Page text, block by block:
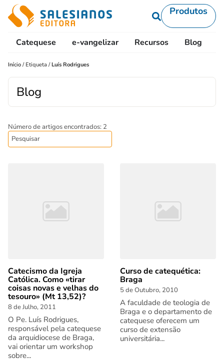
Produtos
Catequese e-vangelizar Recursos Blog
Início / Etiqueta /Luís Rodrigues
Blog
Número de artigos encontrados: 2
Catecismo da Igreja
Católica. Como «tirar
coisas novas e velhas do
tesouro» (Mt 13,52)?
8 de Julho, 2011
O Pe. Luís Rodrigues,
responsável pela catequese
da arquidiocese de Braga,
vai orientar um workshop
sobre...
Curso de catequética:
Braga
5 de Outubro, 2010
A faculdade de teologia de
Braga e o departamento de
catequese oferecem um
curso de extensão
universitária...